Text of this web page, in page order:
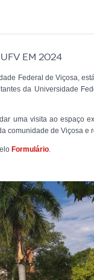
em 2024
Federal de Viçosa,
da Universidade
uma visita ao espaço
comunidade de Viçosa e
Formulário.